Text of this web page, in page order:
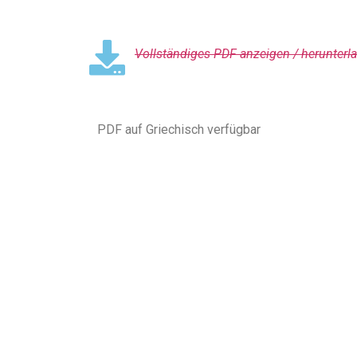
Vollständiges PDF anzeigen /
PDF auf Griechisch verfügbar